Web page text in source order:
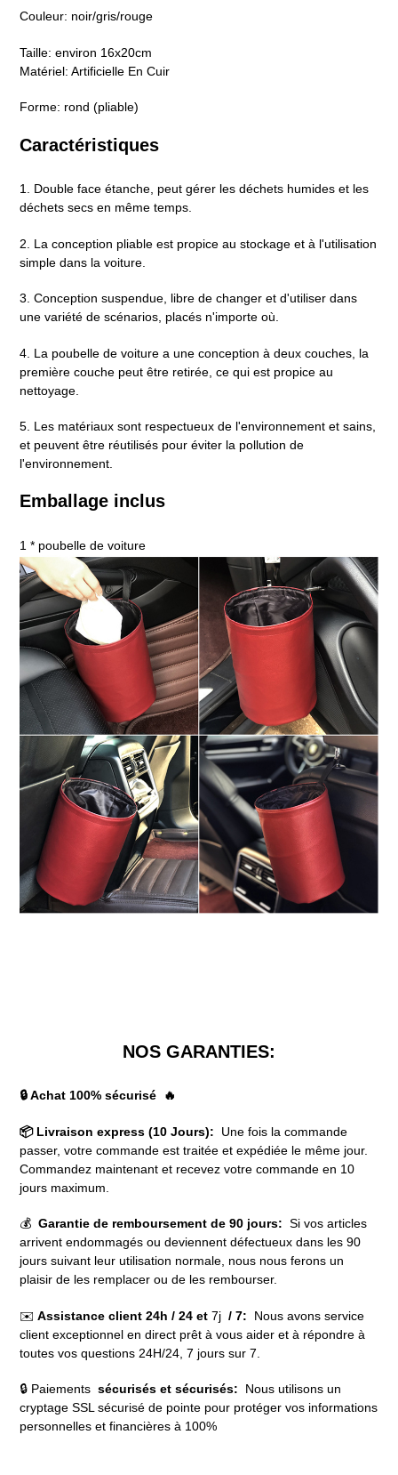
Couleur: noir/gris/rouge
Taille: environ 16x20cm
Matériel: Artificielle En Cuir
Forme: rond (pliable)
Caractéristiques
1. Double face étanche, peut gérer les déchets humides et les
déchets secs en même temps.
2. La conception pliable est propice au stockage et à l'utilisation
simple dans la voiture.
3. Conception suspendue, libre de changer et d'utiliser dans
une variété de scénarios, placés n'importe où.
4. La poubelle de voiture a une conception à deux couches, la
première couche peut être retirée, ce qui est propice au
nettoyage.
5. Les matériaux sont respectueux de l'environnement et sains,
et peuvent être réutilisés pour éviter la pollution de
l'environnement.
Emballage inclus
1 * poubelle de voiture
NOS GARANTIES:
🔒 Achat 100% sécurisé 🔥
📦 Livraison express (10 Jours):
Une fois la commande
passer, votre commande est traitée et expédiée le même jour.
Commandez maintenant et recevez votre commande en 10
jours maximum.
💰 Garantie de remboursement de 90 jours: Si vos articles
arrivent endommagés ou deviennent défectueux dans les 90
jours suivant leur utilisation normale, nous nous ferons un
plaisir de les remplacer ou de les rembourser.
✉️ Assistance client 24h / 24 et 7j / 7:
Nous avons service
client exceptionnel en direct prêt à vous aider et à répondre à
toutes vos questions 24H/24, 7 jours sur 7.
🔒 Paiements sécurisés et sécurisés: Nous utilisons un
cryptage SSL sécurisé de pointe pour protéger vos informations
personnelles et financières à 100%